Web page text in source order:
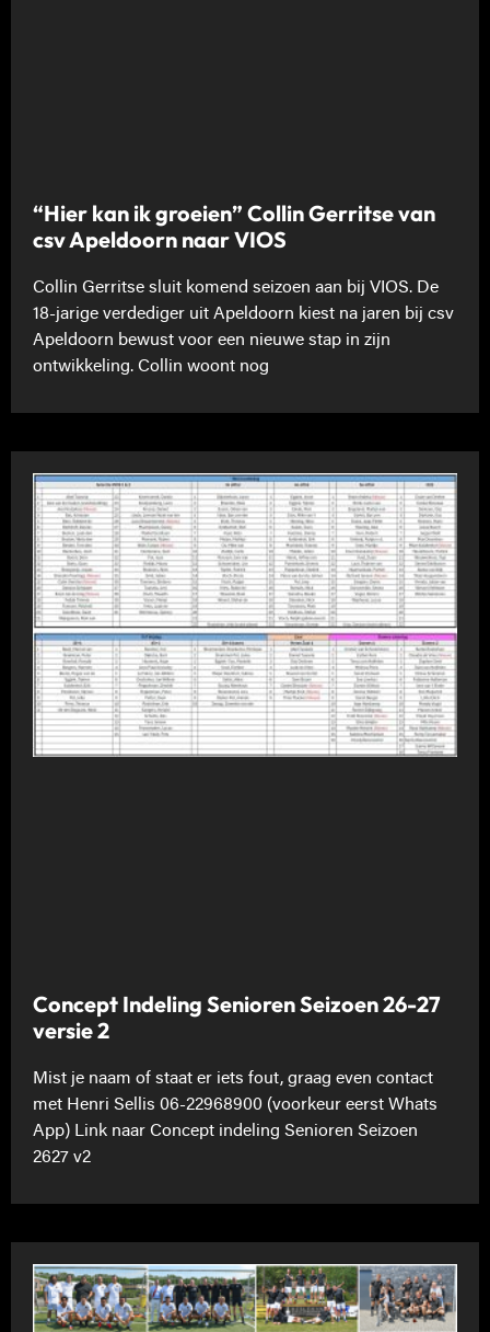
“Hier kan ik groeien” Collin Gerritse van
csv Apeldoorn naar VIOS
Collin Gerritse sluit komend seizoen aan bij VIOS. De
18-jarige verdediger uit Apeldoorn kiest na jaren bij csv
Apeldoorn bewust voor een nieuwe stap in zijn
ontwikkeling. Collin woont nog
Concept Indeling Senioren Seizoen 26-27
versie 2
Mist je naam of staat er iets fout, graag even contact
met Henri Sellis 06-22968900 (voorkeur eerst Whats
App) Link naar Concept indeling Senioren Seizoen
2627 v2